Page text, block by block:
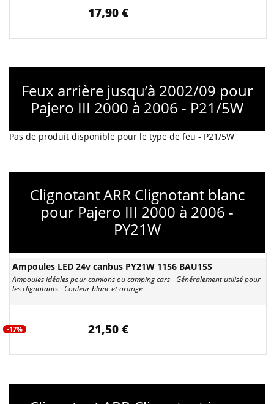
17,90 €
Feux arrière jusqu’à 2002/09 pour
Pajero III 2000 à 2006 - P21/5W
Pas de produit disponible pour le type de feu - P21/5W
Clignotant ARR Clignotant blanc
pour Pajero III 2000 à 2006 -
PY21W
Ampoules LED 24v canbus PY21W 1156 BAU15S
Ampoules idéales pour camions ou camping cars - Généralement utilisé pour
les clignotants - Couleur blanc et orange
-17% 21,50 €